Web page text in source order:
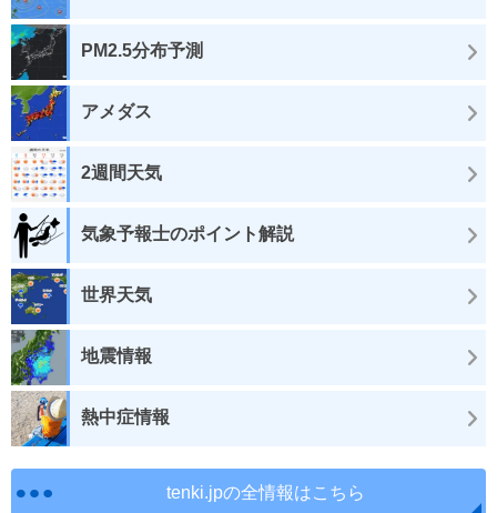
PM2.5分布予測
アメダス
2週間天気
気象予報士のポイント解説
世界天気
地震情報
熱中症情報
tenki.jpの全情報はこちら